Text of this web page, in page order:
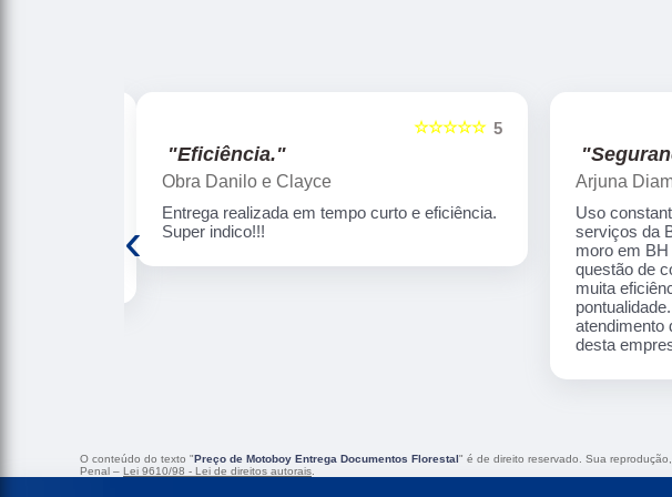
5
☆☆☆☆☆
"Segurança e pontualidade."
Arjuna Diamantino
Uso constantemente (a cada 2 meses)os
serviços da BH JET Express . Como não
questão de coleta e entrega pra mim com
Tamyris
Excelente
benefício!!!
‹
O conteúdo do texto "Preço de Motoboy Entrega Documentos Florestal" é de direito reservado. Sua
Penal – Lei 9610/98 - Lei de direitos autorais